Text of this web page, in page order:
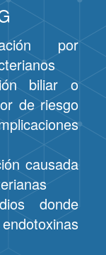
por
biliar o
de riesgo
causada
donde